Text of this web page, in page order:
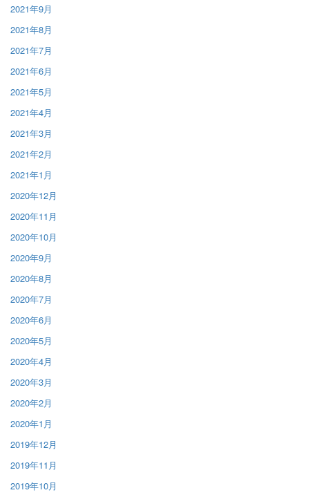
2021年9月
2021年8月
2021年7月
2021年6月
2021年5月
2021年4月
2021年3月
2021年2月
2021年1月
2020年12月
2020年11月
2020年10月
2020年9月
2020年8月
2020年7月
2020年6月
2020年5月
2020年4月
2020年3月
2020年2月
2020年1月
2019年12月
2019年11月
2019年10月